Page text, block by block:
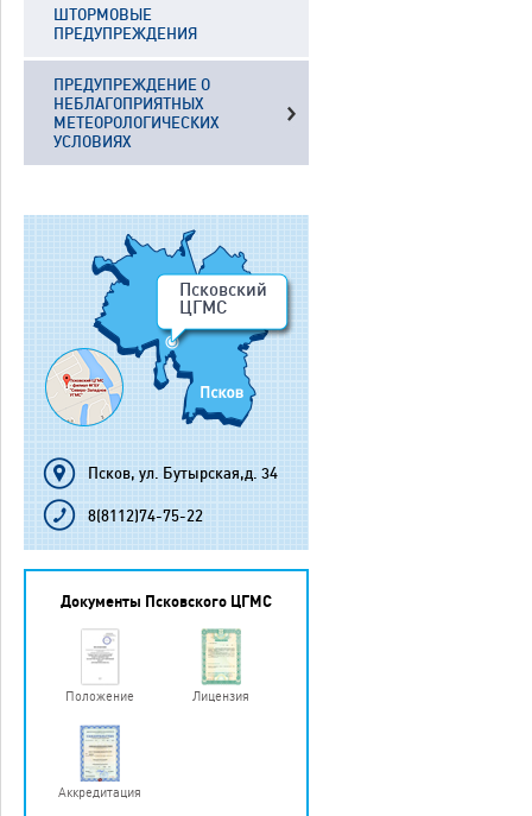
ШТОРМОВЫЕ
ПРЕДУПРЕЖДЕНИЯ
ПРЕДУПРЕЖДЕНИЕ О
НЕБЛАГОПРИЯТНЫХ
МЕТЕОРОЛОГИЧЕСКИХ
УСЛОВИЯХ
Псковский
ЦГМС
Псков, ул. Бутырская,д. 34
8(8112)74-75-22
Документы Псковского ЦГМС
Положение Лицензия
Аккредитация